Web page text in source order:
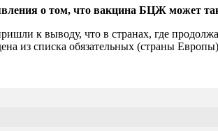
о том, что вакцина БЦЖ может
к выводу, что в странах, где
из списка обязательных (страны